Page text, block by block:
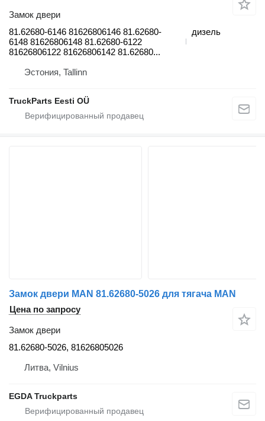
Замок двери
81.62680-6146 81626806146 81.62680-
6148 81626806148 81.62680-6122
81626806122 81626806142 81.62680...
дизель
Эстония, Tallinn
TruckParts Eesti OÜ
Замок двери MAN 81.62680-5026 для тягача MAN
Цена по запросу
Замок двери
81.62680-5026, 81626805026
Литва, Vilnius
EGDA Truckparts